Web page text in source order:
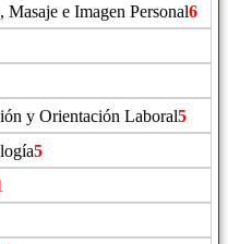
Masaje e Imagen Personal6
y Orientación Laboral5
5